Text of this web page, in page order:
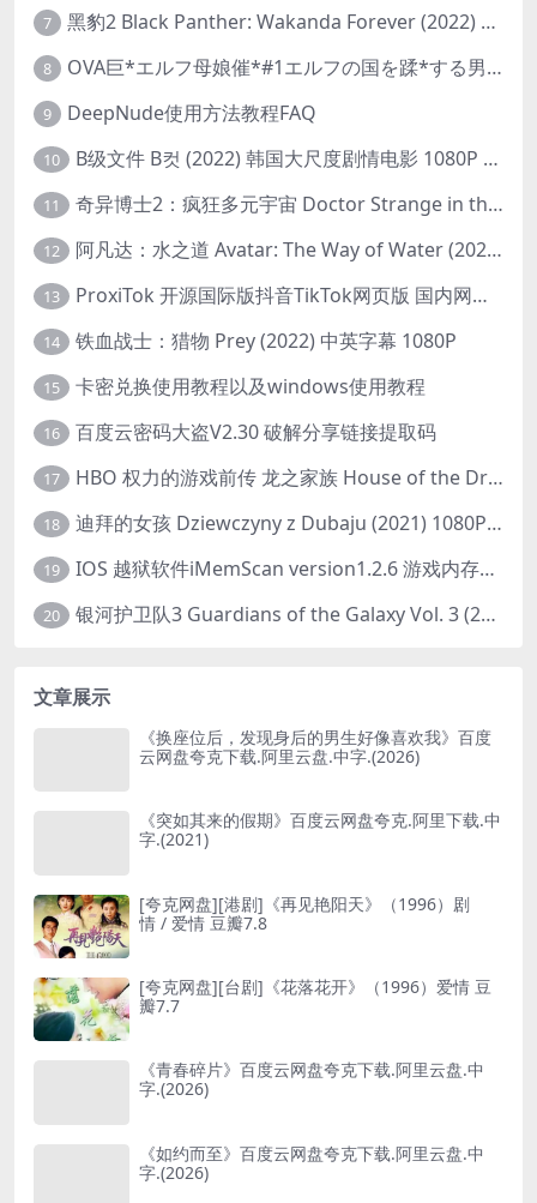
7 黑豹2 Black Panther: Wakanda Forever (2022) 高清版
8 OVA巨*エルフ母娘催*#1エルフの国を蹂*する男。汚された女王と姫
9 DeepNude使用方法教程FAQ
10 B级文件 B컷 (2022) 韩国大尺度剧情电影 1080P 中字
11 奇异博士2：疯狂多元宇宙 Doctor Strange in the Multiverse of Madness (2022) 高清版1080p
12 阿凡达：水之道 Avatar: The Way of Water (2022) 1080p 2k 4k 中文字幕
13 ProxiTok 开源国际版抖音TikTok网页版 国内网络直连
14 铁血战士：猎物 Prey (2022) 中英字幕 1080P
15 卡密兑换使用教程以及windows使用教程
16 百度云密码大盗V2.30 破解分享链接提取码
17 HBO 权力的游戏前传 龙之家族 House of the Dragon (2022) 中字 1080P 更新4集
18 迪拜的女孩 Dziewczyny z Dubaju (2021) 1080P 中字
19 IOS 越狱软件iMemScan version1.2.6 游戏内存修改器
20 银河护卫队3 Guardians of the Galaxy Vol. 3 (2023)4K高清资源1080p只分享精品
文章展示
《换座位后，发现身后的男生好像喜欢我》百度
云网盘夸克下载.阿里云盘.中字.(2026)
《突如其来的假期》百度云网盘夸克.阿里下载.中
字.(2021)
[夸克网盘][港剧]《再见艳阳天》（1996）剧
情 / 爱情 豆瓣7.8
[夸克网盘][台剧]《花落花开》（1996）爱情 豆
瓣7.7
《青春碎片》百度云网盘夸克下载.阿里云盘.中
字.(2026)
《如约而至》百度云网盘夸克下载.阿里云盘.中
字.(2026)